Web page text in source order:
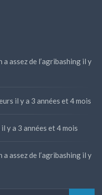
a assez de l’agribashing il y
il y a 3 années et 4 mois
il y a 3 années et 4 mois
a assez de l’agribashing il y